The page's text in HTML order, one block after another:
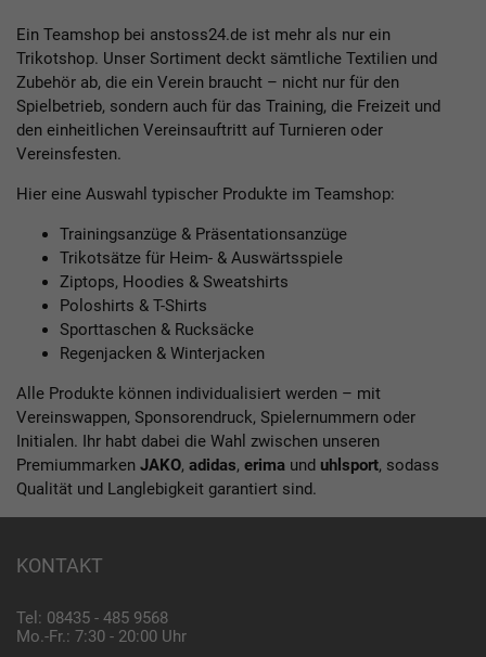
Ein Teamshop bei anstoss24.de ist mehr als nur ein
Trikotshop. Unser Sortiment deckt sämtliche Textilien und
Zubehör ab, die ein Verein braucht – nicht nur für den
Spielbetrieb, sondern auch für das Training, die Freizeit und
den einheitlichen Vereinsauftritt auf Turnieren oder
Vereinsfesten.
Hier eine Auswahl typischer Produkte im Teamshop:
Trainingsanzüge & Präsentationsanzüge
Trikotsätze für Heim- & Auswärtsspiele
Ziptops, Hoodies & Sweatshirts
Poloshirts & T-Shirts
Sporttaschen & Rucksäcke
Regenjacken & Winterjacken
Alle Produkte können individualisiert werden – mit
Vereinswappen, Sponsorendruck, Spielernummern oder
Initialen. Ihr habt dabei die Wahl zwischen unseren
Premiummarken JAKO, adidas, erima und uhlsport, sodass
Qualität und Langlebigkeit garantiert sind.
KONTAKT
Tel: 08435 - 485 9568
Mo.-Fr.: 7:30 - 20:00 Uhr